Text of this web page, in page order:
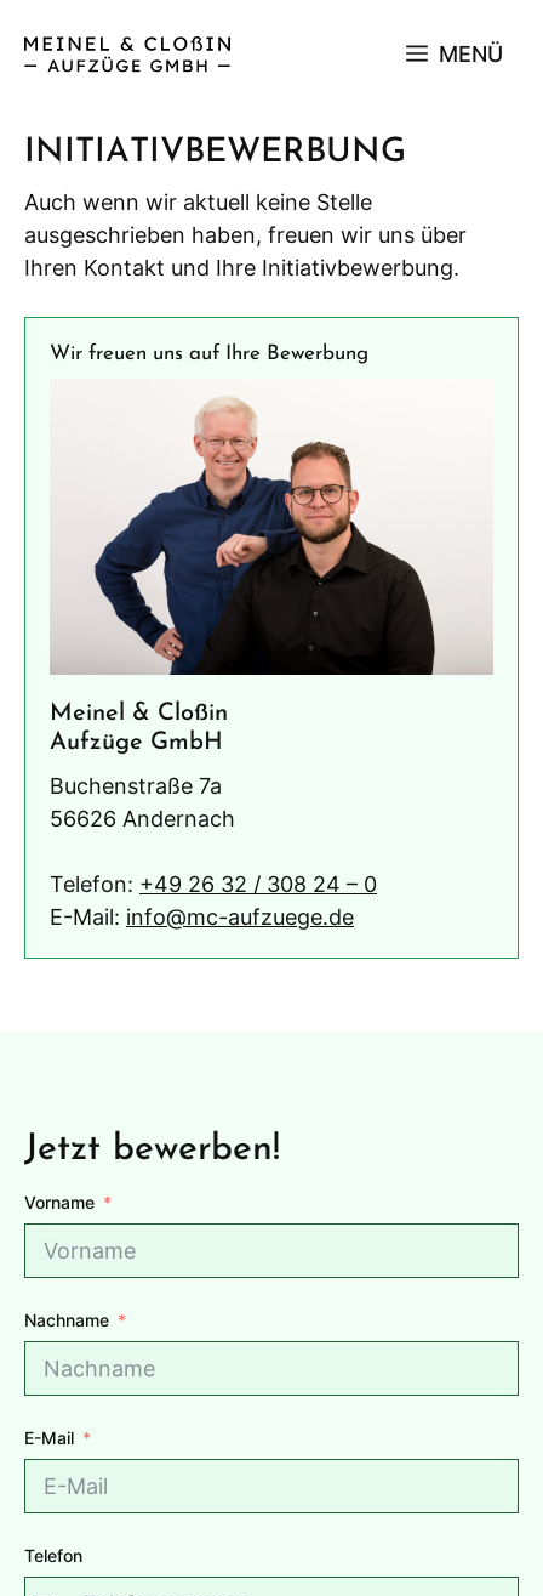
Inhalt
springen
MENÜ
INITIATIVBEWERBUNG
Auch wenn wir aktuell keine Stelle
ausgeschrieben haben, freuen wir uns über
Ihren Kontakt und Ihre Initiativbewerbung.
Wir freuen uns auf Ihre Bewerbung
Meinel & Cloßin
Aufzüge GmbH
Buchenstraße 7a
56626 Andernach
Telefon: +49 26 32 / 308 24 – 0
E-Mail: info@mc-aufzuege.de
Jetzt bewerben!
Vorname
Nachname
E-Mail
Telefon